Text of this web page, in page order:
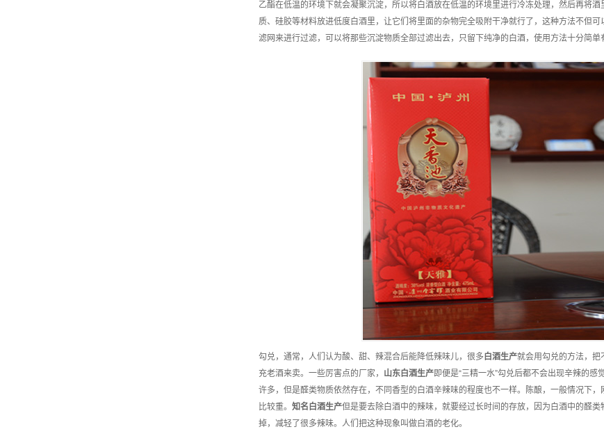
乙酯在低温的环境下就会凝聚沉淀，所以将白酒放在低温的环境里进行冷冻处理，然后再将酒
质、硅胶等材料放进低度白酒里，让它们将里面的杂物完全吸附干净就行了，这种方法不但可
滤网来进行过滤，可以将那些沉淀物质全部过滤出去，只留下纯净的白酒，使用方法十分简单
勾兑，通常，人们认为酸、甜、辣混合后能降低辣味儿，很多 白酒生产就会用勾兑的方法，把
充老酒来卖。一些厉害点的厂家， 山东 白酒生产即便是“三精一水”勾兑后都不会出现辛辣的
许多，但是醛类物质依然存在，不同香型的白酒辛辣味的程度也不一样。陈酿，一般情况下
比较重。 知名 白酒生产但是要去除白酒中的辣味，就要经过长时间的存放，因为白酒中的醛
掉，减轻了很多辣味。人们把这种现象叫做白酒的老化。